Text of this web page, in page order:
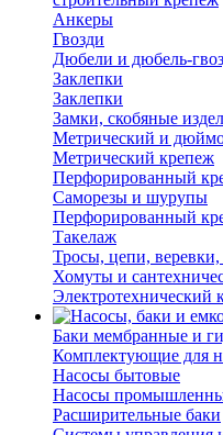
Анкеры
Гвозди
Дюбели и дюбель-
Заклепки
Заклепки
Замки, скобяные
Метрический и
Метрический крепеж
Перфорированный
Саморезы и шурупы
Перфорированный
Такелаж
Тросы, цепи, веревки,
Хомуты и
Электротехнический
Баки мембранные и
Комплектующие для
Насосы бытовые
Насосы
Расширительные баки